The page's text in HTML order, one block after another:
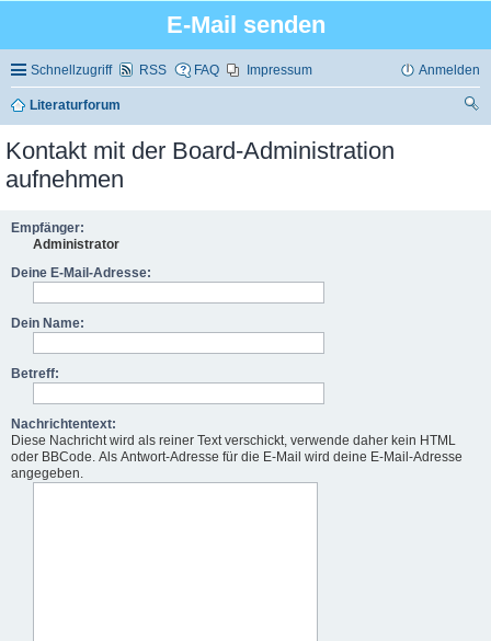
E-Mail senden
Schnellzugriff RSS FAQ Impressum Anmelden
Literaturforum
Kontakt mit der Board-Administration
aufnehmen
Empfänger:
Administrator
Deine E-Mail-Adresse:
Dein Name:
Betreff:
Nachrichtentext:
Diese Nachricht wird als reiner Text verschickt, verwende daher kein HTML
oder BBCode. Als Antwort-Adresse für die E-Mail wird deine E-Mail-Adresse
angegeben.